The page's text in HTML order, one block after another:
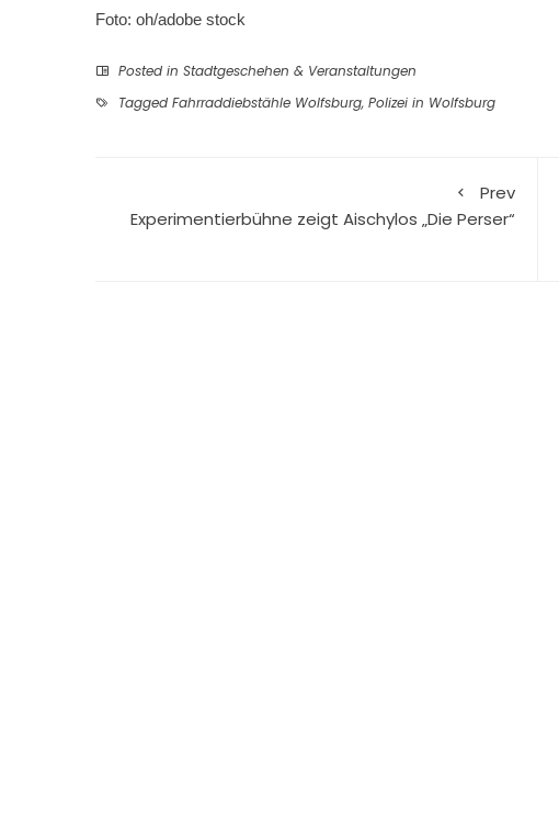
Foto: oh/adobe stock
Posted in Stadtgeschehen & Veranstaltungen
Tagged Fahrraddiebstähle Wolfsburg, Polizei in Wolfsburg
Prev
Experimentierbühne zeigt Aischylos „Die Perser“